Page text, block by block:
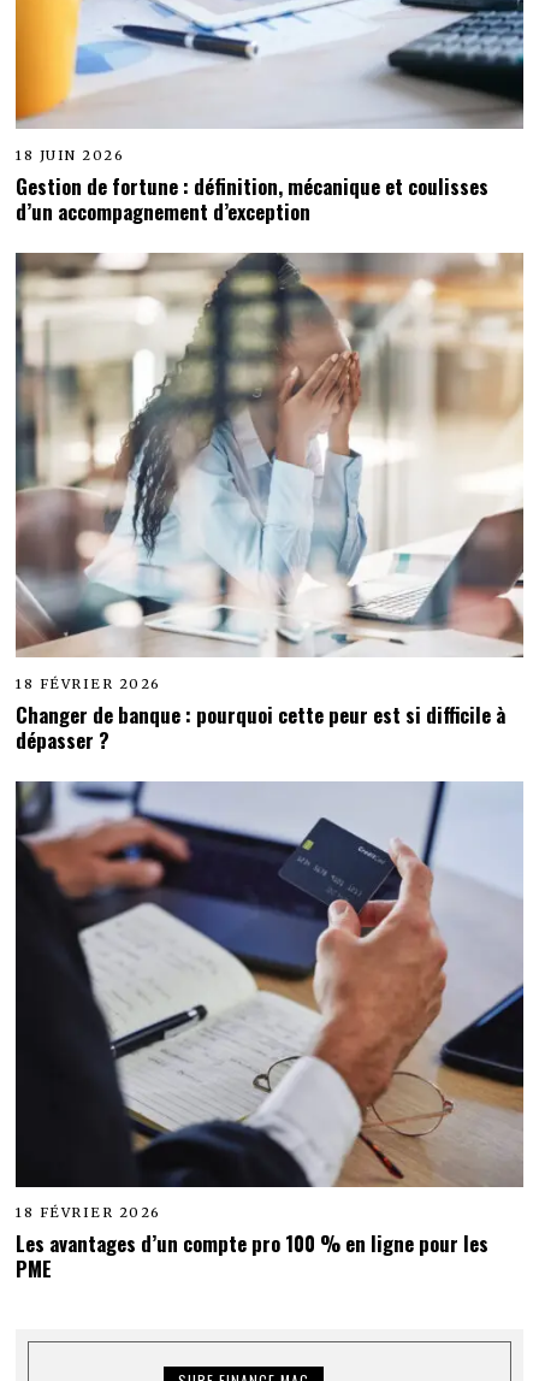
18 JUIN 2026
Gestion de fortune : définition, mécanique et coulisses
d’un accompagnement d’exception
18 FÉVRIER 2026
Changer de banque : pourquoi cette peur est si difficile à
dépasser ?
18 FÉVRIER 2026
Les avantages d’un compte pro 100 % en ligne pour les
PME